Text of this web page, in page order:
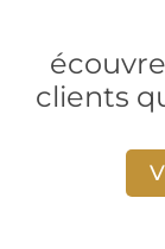
clients